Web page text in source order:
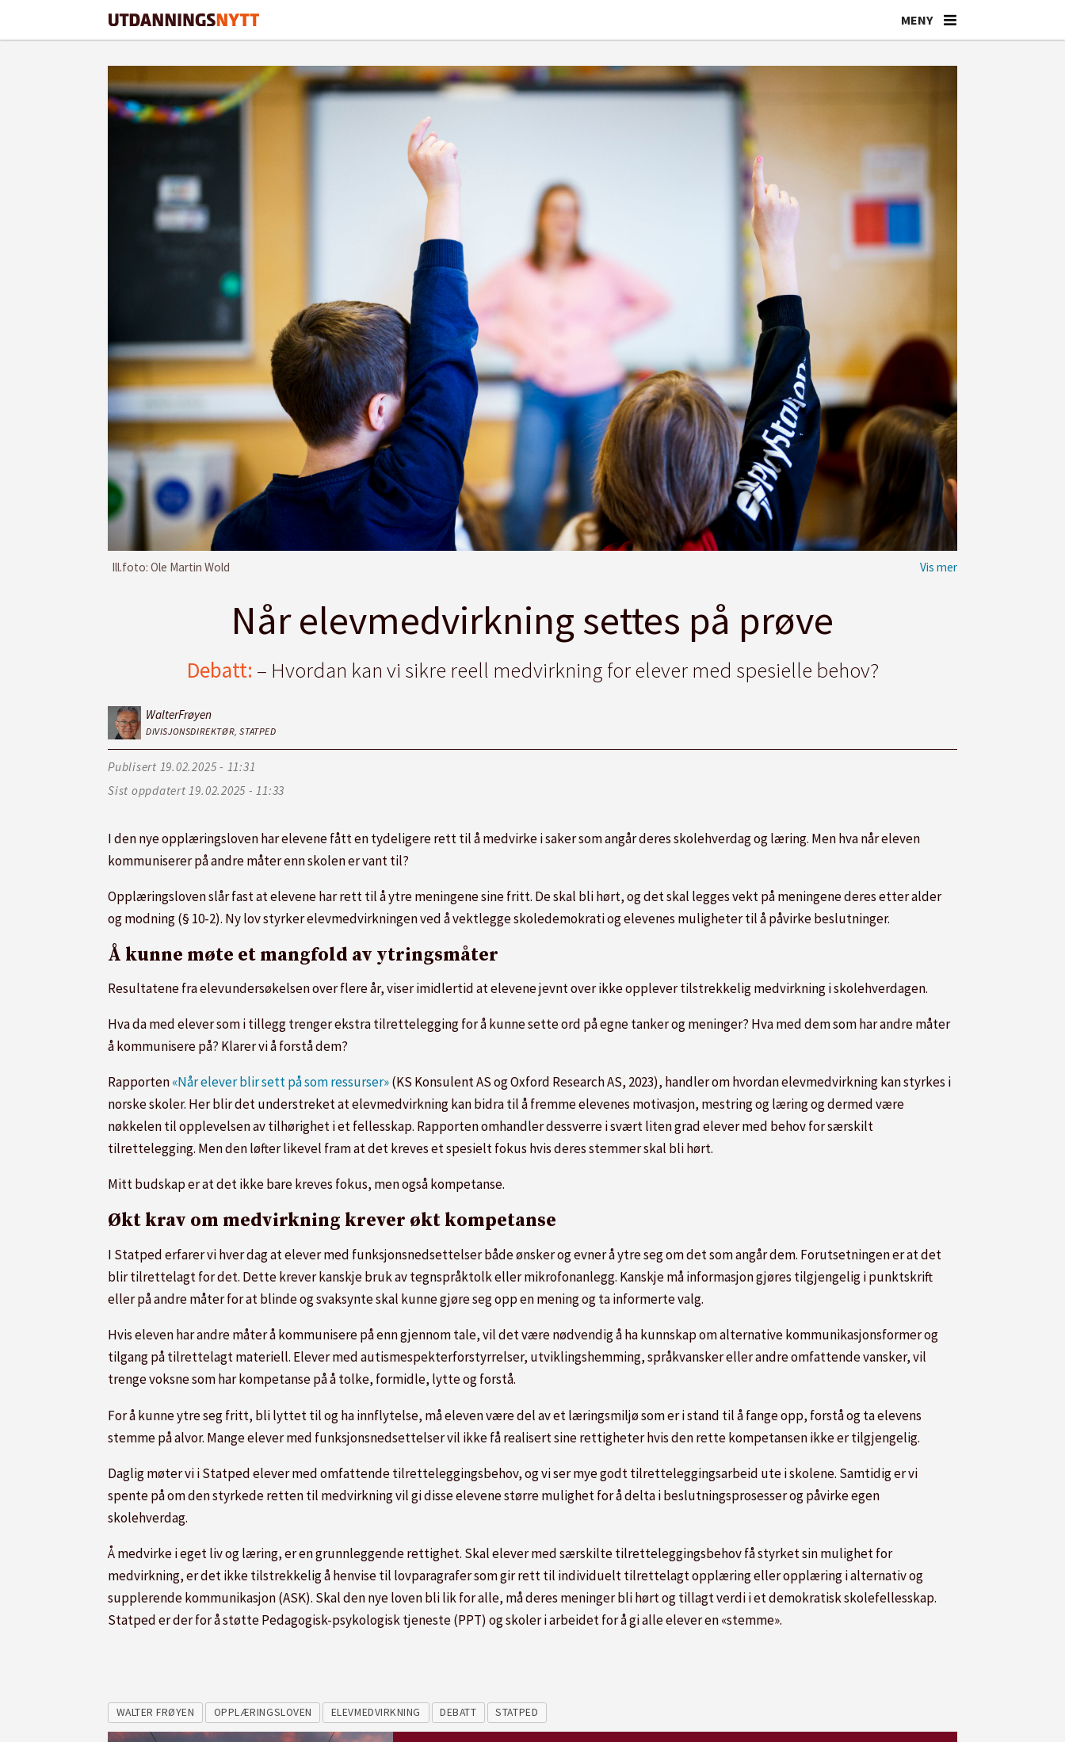
Ill.foto: Ole Martin Wold
Når elevmedvirkning settes på prøve
Debatt: – Hvordan kan vi sikre reell medvirkning for elever med spesielle behov?
WalterFrøyen
DIVISJONSDIREKTØR, STATPED
Publisert
19.02.2025 - 11:31
Sist oppdatert
19.02.2025 - 11:33
I den nye opplæringsloven har elevene fått en tydeligere rett til å medvirke i saker som angår deres skolehverdag og læring. Men hva når eleven
kommuniserer på andre måter enn skolen er vant til?
Opplæringsloven slår fast at elevene har rett til å ytre meningene sine fritt. De skal bli hørt, og det skal legges vekt på meningene deres etter alder
og modning (§ 10-2). Ny lov styrker elevmedvirkningen ved å vektlegge skoledemokrati og elevenes muligheter til å påvirke beslutninger.
Å kunne møte et mangfold av ytringsmåter
Resultatene fra elevundersøkelsen over flere år, viser imidlertid at elevene jevnt over ikke opplever tilstrekkelig medvirkning i skolehverdagen.
Hva da med elever som i tillegg trenger ekstra tilrettelegging for å kunne sette ord på egne tanker og meninger? Hva med dem som har andre måter
å kommunisere på? Klarer vi å forstå dem?
Rapporten«Når elever blir sett på som ressurser»(KS Konsulent AS og Oxford Research AS, 2023), handler om hvordan elevmedvirkning kan styrkes i
norske skoler. Her blir det understreket at elevmedvirkning kan bidra til å fremme elevenes motivasjon, mestring og læring og dermed være
nøkkelen til opplevelsen av tilhørighet i et fellesskap. Rapporten omhandler dessverre i svært liten grad elever med behov for særskilt
tilrettelegging. Men den løfter likevel fram at det kreves et spesielt fokus hvis deres stemmer skal bli hørt.
Mitt budskap er at det ikke bare kreves fokus, men også kompetanse.
Økt krav om medvirkning krever økt kompetanse
I Statped erfarer vi hver dag at elever med funksjonsnedsettelser både ønsker og evner å ytre seg om det som angår dem. Forutsetningen er at det
blir tilrettelagt for det. Dette krever kanskje bruk av tegnspråktolk eller mikrofonanlegg. Kanskje må informasjon gjøres tilgjengelig i punktskrift
eller på andre måter for at blinde og svaksynte skal kunne gjøre seg opp en mening og ta informerte valg.
Hvis eleven har andre måter å kommunisere på enn gjennom tale, vil det være nødvendig å ha kunnskap om alternative kommunikasjonsformer og
tilgang på tilrettelagt materiell. Elever med autismespekterforstyrrelser, utviklingshemming, språkvansker eller andre omfattende vansker, vil
trenge voksne som har kompetanse på å tolke, formidle, lytte og forstå.
For å kunne ytre seg fritt, bli lyttet til og ha innflytelse, må eleven være del av et læringsmiljø som er i stand til å fange opp, forstå og ta elevens
stemme på alvor. Mange elever med funksjonsnedsettelser vil ikke få realisert sine rettigheter hvis den rette kompetansen ikke er tilgjengelig.
Daglig møter vi i Statped elever med omfattende tilretteleggingsbehov, og vi ser mye godt tilretteleggingsarbeid ute i skolene. Samtidig er vi
spente på om den styrkede retten til medvirkning vil gi disse elevene større mulighet for å delta i beslutningsprosesser og påvirke egen
skolehverdag.
Å medvirke i eget liv og læring, er en grunnleggende rettighet. Skal elever med særskilte tilretteleggingsbehov få styrket sin mulighet for
medvirkning, er det ikke tilstrekkelig å henvise til lovparagrafer som gir rett til individuelt tilrettelagt opplæring eller opplæring i alternativ og
supplerende kommunikasjon (ASK). Skal den nye loven bli lik for alle, må deres meninger bli hørt og tillagt verdi i et demokratisk skolefellesskap.
Statped er der for å støtte Pedagogisk-psykologisk tjeneste (PPT) og skoler i arbeidet for å gi alle elever en «stemme».
WALTER FRØYEN OPPLÆRINGSLOVEN ELEVMEDVIRKNING DEBATT STATPED